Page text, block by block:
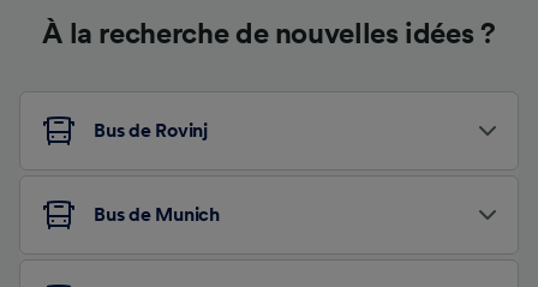
À la recherche de nouvelles idées ?
Bus de Rovinj
Bus de Munich